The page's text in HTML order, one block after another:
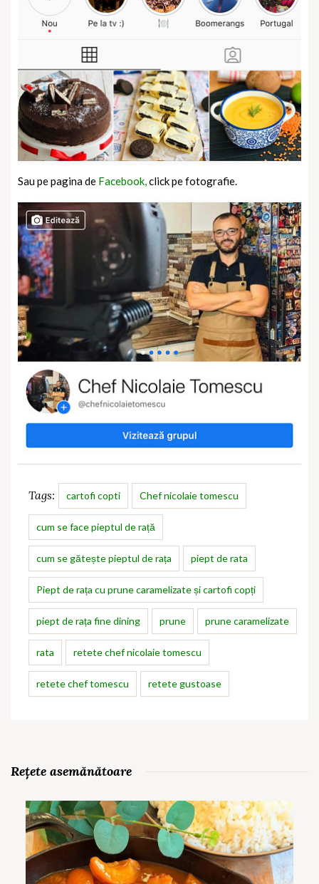
Sau pe pagina de Facebook,click pe fotografie.
Tags: cartofi copti Chef nicolaie tomescu
cum se face pieptul de rață
cum se gătește pieptul de rața piept de rata
Piept de rața cu prune caramelizate și cartofi copți
piept de rața fine dining prune prune caramelizate
rata retete chef nicolaie tomescu
retete chef tomescu retete gustoase
Rețete asemănătoare